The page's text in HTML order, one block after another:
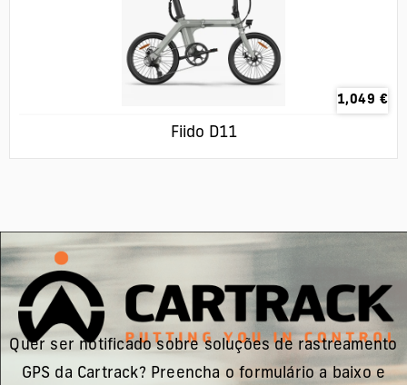
1,049 €
Fiido D11
Quer ser notificado sobre soluções de rastreamento
GPS da Cartrack? Preencha o formulário a baixo e